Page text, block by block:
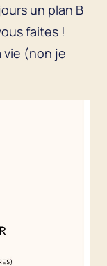
un plan B
faites !
vie (non je